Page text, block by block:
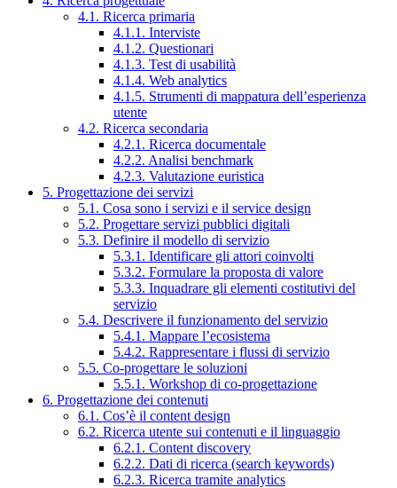
4.1. Ricerca primaria
4.1.1. Interviste
4.1.2. Questionari
4.1.3. Test di usabilità
4.1.4. Web analytics
4.1.5. Strumenti di mappatura dell’esperienza
utente
4.2. Ricerca secondaria
4.2.1. Ricerca documentale
4.2.2. Analisi benchmark
4.2.3. Valutazione euristica
5. Progettazione dei servizi
5.1. Cosa sono i servizi e il service design
5.2. Progettare servizi pubblici digitali
5.3. Definire il modello di servizio
5.3.1. Identificare gli attori coinvolti
5.3.2. Formulare la proposta di valore
5.3.3. Inquadrare gli elementi costitutivi del
servizio
5.4. Descrivere il funzionamento del servizio
5.4.1. Mappare l’ecosistema
5.4.2. Rappresentare i flussi di servizio
5.5. Co-progettare le soluzioni
5.5.1. Workshop di co-progettazione
6. Progettazione dei contenuti
6.1. Cos’è il content design
6.2. Ricerca utente sui contenuti e il linguaggio
6.2.1. Content discovery
6.2.2. Dati di ricerca (search keywords)
6.2.3. Ricerca tramite analytics